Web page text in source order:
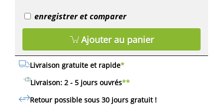
Livraison gratuite et rapide*
Livraison: 2 - 5 jours ouvrés**
Retour possible sous 30 jours gratuit!
enregistrer et comparer
Ajouter au panier